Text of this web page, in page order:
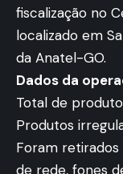
fiscalização no
localizado em
da Anatel-GO.
Dados da
Total de
Produtos
Foram
de rede, fones